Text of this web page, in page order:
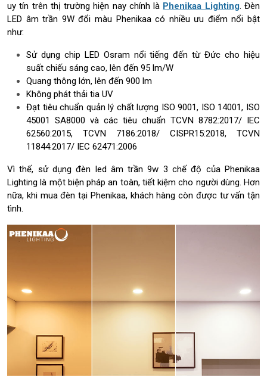
uy tín trên thị trường hiện nay chính là Phenikaa Lighting. Đèn
LED âm trần 9W đổi màu Phenikaa có nhiều ưu điểm nổi bật
như:
Sử dụng chip LED Osram nổi tiếng đến từ Đức cho hiệu
suất chiếu sáng cao, lên đến 95 lm/W
Quang thông lớn, lên đến 900 lm
Không phát thải tia UV
Đạt tiêu chuẩn quản lý chất lượng ISO 9001, ISO 14001, ISO
45001 SA8000 và các tiêu chuẩn TCVN 8782:2017/ IEC
62560:2015, TCVN 7186:2018/ CISPR15:2018, TCVN
11844:2017/ IEC 62471:2006
Vì thế, sử dụngđèn led âm trần 9w 3 chế độ củaPhenikaa
Lighting là một biện pháp an toàn, tiết kiệm cho người dùng. Hơn
nữa, khi mua đèn tại Phenikaa, khách hàng còn được tư vấn tận
tình.